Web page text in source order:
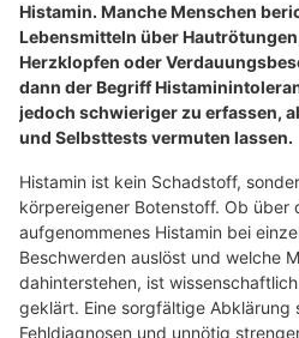
Histamin. Manche Menschen
Lebensmitteln über
Herzklopfen oder
dann der Begriff
jedoch schwieriger zu erfassen,
und Selbsttests vermuten lassen.
Histamin ist kein Schadstoff,
körpereigener Botenstoff. Ob über
aufgenommenes Histamin bei
Beschwerden auslöst und welche
dahinterstehen, ist
geklärt. Eine sorgfältige Abklärung
Fehldiagnosen und unnötig